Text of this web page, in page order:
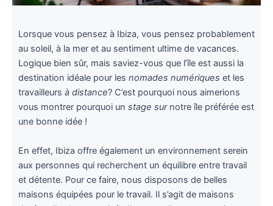
Lorsque vous pensez à Ibiza, vous pensez probablement
au soleil, à la mer et au sentiment ultime de vacances.
Logique bien sûr, mais saviez-vous que l’île est aussi la
destination idéale pour les nomades numériques et les
travailleurs à distance? C’est pourquoi nous aimerions
vous montrer pourquoi un stage sur notre île préférée est
une bonne idée !
En effet, Ibiza offre également un environnement serein
aux personnes qui recherchent un équilibre entre travail
et détente. Pour ce faire, nous disposons de belles
maisons équipées pour le travail. Il s’agit de maisons